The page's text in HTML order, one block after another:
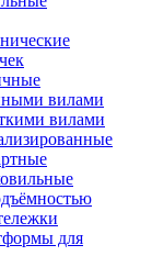
вилами
вилами